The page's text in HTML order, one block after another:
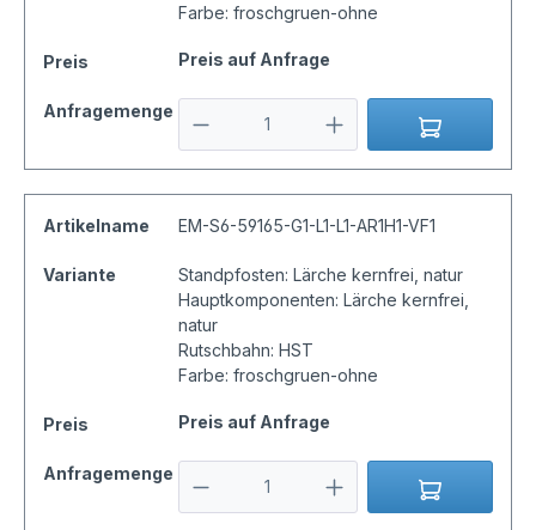
Farbe: froschgruen-ohne
Preis Preis auf Anfrage
Anfragemenge
Artikelname EM-S6-59165-G1-L1-L1-AR1H1-VF1
Variante
Standpfosten: Lärche kernfrei, natur
Hauptkomponenten: Lärche kernfrei,
natur
Rutschbahn: HST
Farbe: froschgruen-ohne
Preis Preis auf Anfrage
Anfragemenge